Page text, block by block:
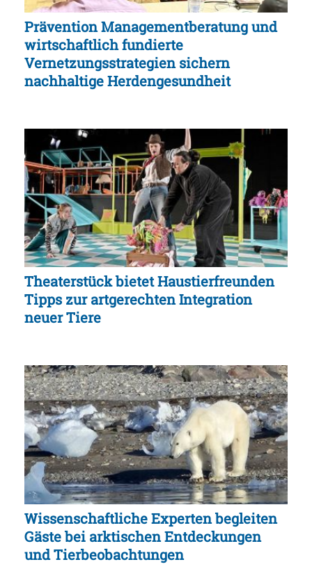
Prävention Managementberatung und
wirtschaftlich fundierte
Vernetzungsstrategien sichern
nachhaltige Herdengesundheit
Theaterstück bietet Haustierfreunden
Tipps zur artgerechten Integration
neuer Tiere
Wissenschaftliche Experten begleiten
Gäste bei arktischen Entdeckungen
und Tierbeobachtungen